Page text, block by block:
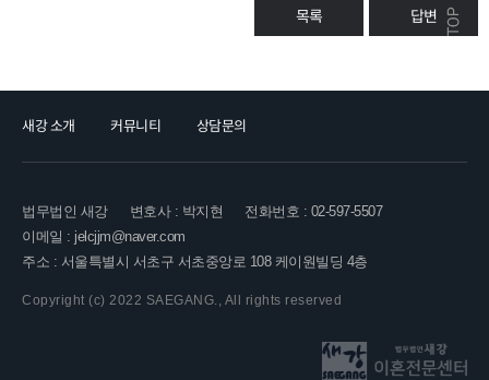
목록 답변
새강 소개 커뮤니티 상담문의
법무법인 새강 변호사 : 박지현
전화번호 : 02-597-5507
이메일 : jelcjjm@naver.com
주소 : 서울특별시 서초구 서초중앙로 108 케이원빌딩 4층
Copyright (c) 2022 SAEGANG., All rights reserved